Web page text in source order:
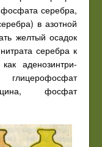
серебра,
в азотной
желтый осадок
серебра к
аденозинтри-
фосфат